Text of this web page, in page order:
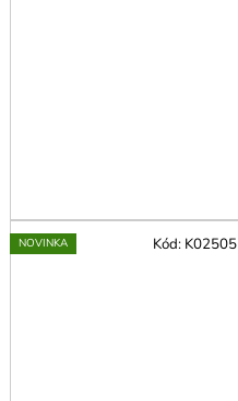
NOVINKA Kód: K02505